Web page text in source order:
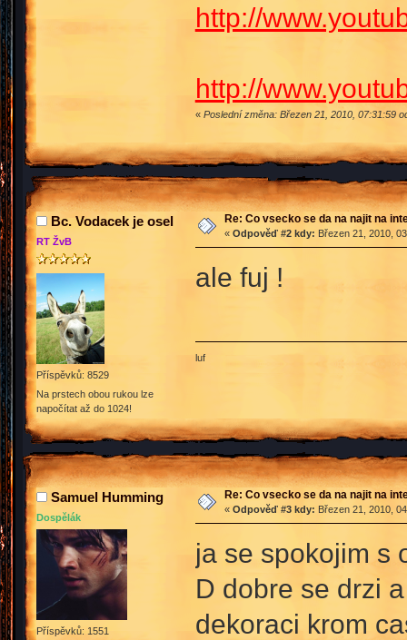
http://
http://
« Poslední změna: Březen 21, 2010, 07:31:59
Bc. Vodacek je osel
RT ŽvB
Příspěvků: 8529
Na prstech obou rukou lze
napočítat až do 1024!
Re: Co vsecko se da na najit na
« Odpověď #2 kdy: Březen 21, 2010,
ale fuj !
luf
Samuel Humming
Dospělák
Příspěvků: 1551
Re: Co vsecko se da na najit na
« Odpověď #3 kdy: Březen 21, 2010,
ja se spokojim s
D dobre se drzi
dekoraci krom